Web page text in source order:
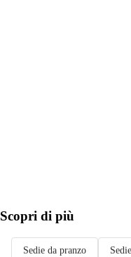
Scopri di più
Sedie da pranzo